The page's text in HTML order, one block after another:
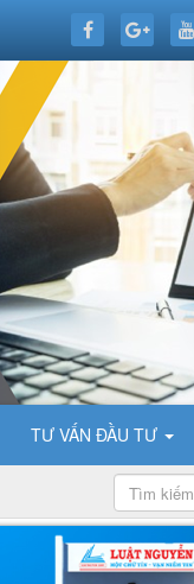
TƯ VẤN ĐẦU TƯ